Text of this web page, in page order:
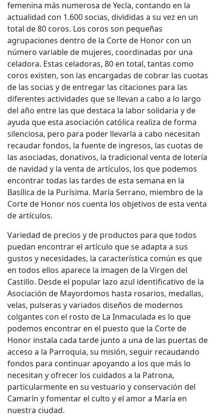
femenina más numerosa de Yecla, contando en la
actualidad con 1.600 socias, divididas a su vez en un
total de 80 coros. Los coros son pequeñas
agrupaciones dentro de la Corte de Honor con un
número variable de mujeres, coordinadas por una
celadora. Estas celadoras, 80 en total, tantas como
coros existen, son las encargadas de cobrar las cuotas
de las socias y de entregar las citaciones para las
diferentes actividades que se llevan a cabo a lo largo
del año entre las que destaca la labor solidaria y de
ayuda que esta asociación católica realiza de forma
silenciosa, pero para poder llevarla a cabo necesitan
recaudar fondos, la fuente de ingresos, las cuotas de
las asociadas, donativos, la tradicional venta de lotería
de navidad y la venta de artículos, los que podemos
encontrar todas las tardes de esta semana en la
Basílica de la Purísima. María Serrano, miembro de la
Corte de Honor nos cuenta los objetivos de esta venta
de artículos.
Variedad de precios y de productos para que todos
puedan encontrar el artículo que se adapta a sus
gustos y necesidades, la característica común es que
en todos ellos aparece la imagen de la Virgen del
Castillo. Desde el popular lazo azul identificativo de la
Asociación de Mayordomos hasta rosarios, medallas,
velas, pulseras y variados diseños de modernos
colgantes con el rosto de La Inmaculada es lo que
podemos encontrar en el puesto que la Corte de
Honor instala cada tarde junto a una de las puertas de
acceso a la Parroquia, su misión, seguir recaudando
fondos para continuar apoyando a los que más lo
necesitan y ofrecer los cuidados a la Patrona,
particularmente en su vestuario y conservación del
Camarín y fomentar el culto y el amor a María en
nuestra ciudad.